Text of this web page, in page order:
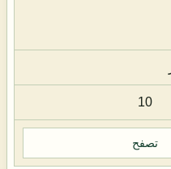
10
تصفح